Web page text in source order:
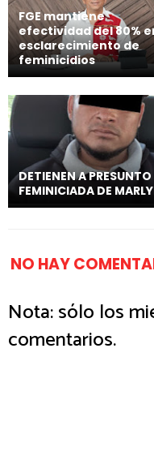
FGE mantiene
efectividad del 80%
esclarecimiento de
feminicidios
DETIENEN A PRESUNTO
FEMINICIADA DE
NO HAY
Nota: sólo los
comentarios.